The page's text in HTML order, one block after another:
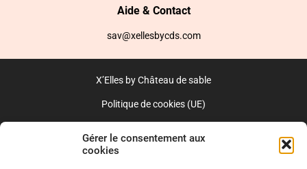
Gérer le consentement aux
cookies
Aide & Contact
sav@xellesbycds.com
X’Elles by Château de sable
Politique de cookies (UE)
Réalisé par l’agence web :